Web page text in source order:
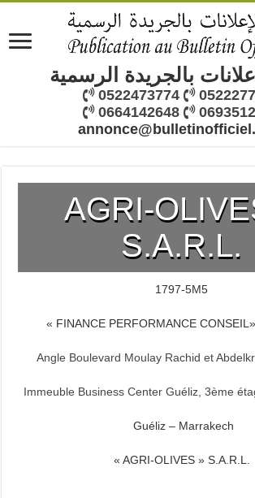
بالجريدة الرسمية
0522473774
0664142648
AGRI-
S.A.R.L.
1797-5M5
« FINANCE PERFORMANCE
Angle Boulevard Moulay Rachid et
Immeuble Business Center Guéliz, 3ème
Guéliz – Marrakech
« AGRI-OLIVES » S.A.R.L.